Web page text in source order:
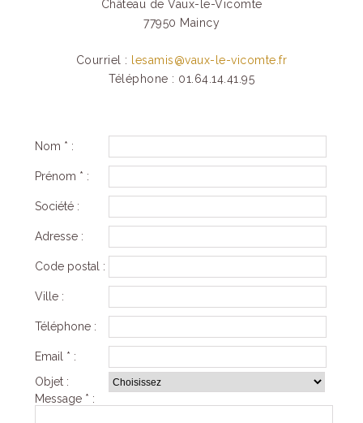
Château de Vaux-le-Vicomte
77950 Maincy
Courriel :
lesamis@vaux-le-vicomte.fr
Téléphone : 01.64.14.41.95
Nom * :
Prénom * :
Société :
Adresse :
Code postal :
Ville :
Téléphone :
Email * :
Objet :
Message * :